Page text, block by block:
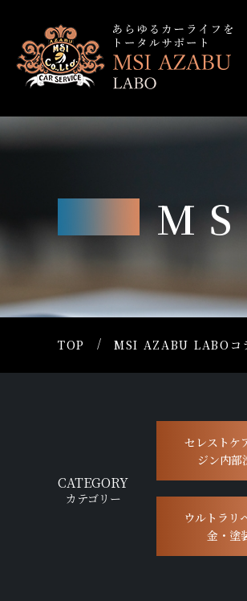
TOP MSI AZABU LABOコ
CATEGORY
カテゴリー
セレストケ
ジン内部
ウルトラリ
金・塗